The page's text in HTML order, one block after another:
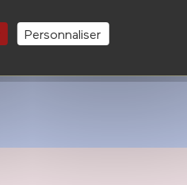
Personnaliser